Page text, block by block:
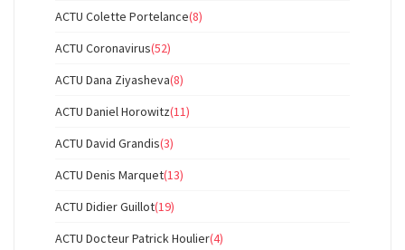
ACTU Colette Portelance(8)
ACTU Coronavirus(52)
ACTU Dana Ziyasheva(8)
ACTU Daniel Horowitz(11)
ACTU David Grandis(3)
ACTU Denis Marquet(13)
ACTU Didier Guillot(19)
ACTU Docteur Patrick Houlier(4)